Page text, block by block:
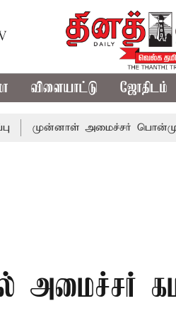
விளையாட்டு ஜோதிடம்
அமைச்சர் பொன்முடிக்கு
அமைச்சர்